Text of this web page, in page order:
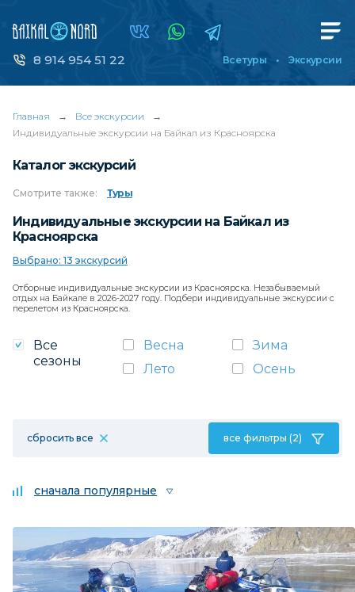
8 914 954 51 22 Все туры Экскурсии
Главная → Все экскурсии
→
Индивидуальные экскурсии на Байкал из Красноярска
Каталог экскурсий
Смотрите также: Туры
Индивидуальные экскурсии на Байкал из
Красноярска
Выбрано: 13 экскурсий
Отборные индивидуальные экскурсии из Красноярска. Незабываемый
отдых на Байкале в 2026-2027 году. Подбери индивидуальные экскурсии с
перелетом из Красноярска.
Все
сезоны
Весна
Зима
Лето
Осень
сбросить все все фильтры (2)
сначала популярные